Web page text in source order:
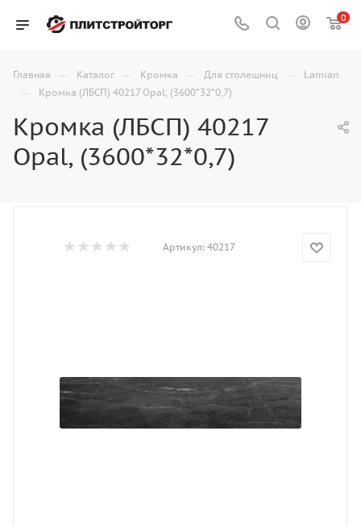
0
Главная — Каталог — Кромка — Для столешниц — Lamian
— Кромка (ЛБСП) 40217 Opal, (3600*32*0,7)
Кромка (ЛБСП) 40217
Opal, (3600*32*0,7)
Артикул: 40217